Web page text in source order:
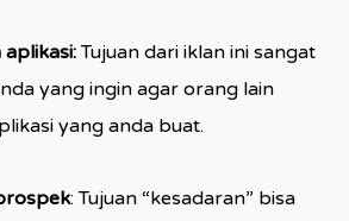
Tujuan dari iklan ini sangat
yang ingin agar orang lain
yang anda buat.
: Tujuan “kesadaran” bisa